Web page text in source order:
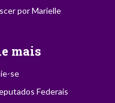
por Marielle
mais
se
Federais